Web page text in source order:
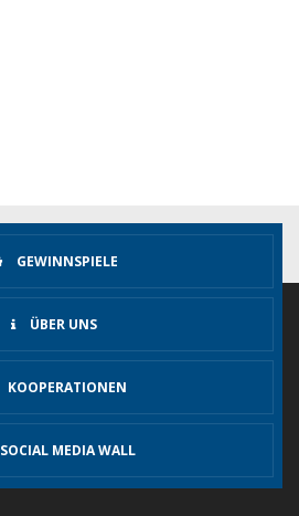
GEWINNSPIELE
ÜBER UNS
KOOPERATIONEN
SOCIAL MEDIA WALL